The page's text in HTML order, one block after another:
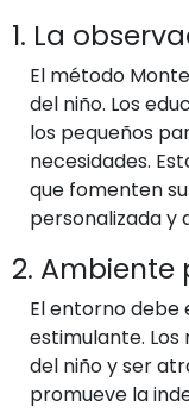
1. La
El método
del niño. Los
los pequeños
necesidades.
que fomenten
personalizada y
2.
El entorno debe
estimulante.
del niño y ser
promueve la